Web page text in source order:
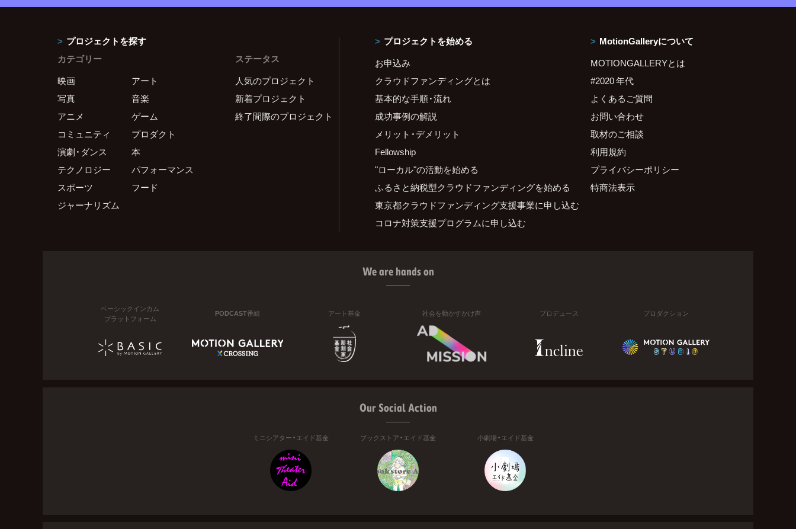
プロジェクトを探す
カテゴリー
映画
アート
写真
音楽
アニメ
ゲーム
コミュニティ
プロダクト
演劇・ダンス
本
テクノロジー
パフォーマンス
スポーツ
フード
ジャーナリズム
ステータス
人気のプロジェクト
新着プロジェクト
終了間際のプロジェクト
プロジェクトを始める
お申込み
クラウドファンディングとは
基本的な手順・流れ
成功事例の解説
メリット・デメリット
Fellowship
"ローカル"の活動を始める
ふるさと納税型クラウドファンディングを始める
東京都クラウドファンディング支援事業に申し込む
コロナ対策支援プログラムに申し込む
MotionGalleryについて
MOTIONGALLERYとは
#2020 年代
よくあるご質問
お問い合わせ
取材のご相談
利用規約
プライバシーポリシー
特商法表示
We are hands on
ベーシックインカム
プラットフォーム
PODCAST番組 アート基金 社会を動かすかけ声 プロデュース プロダクション
Our Social Action
ミニシアター・エイド基金 ブックストア・エイド基金 小劇場・エイド基金